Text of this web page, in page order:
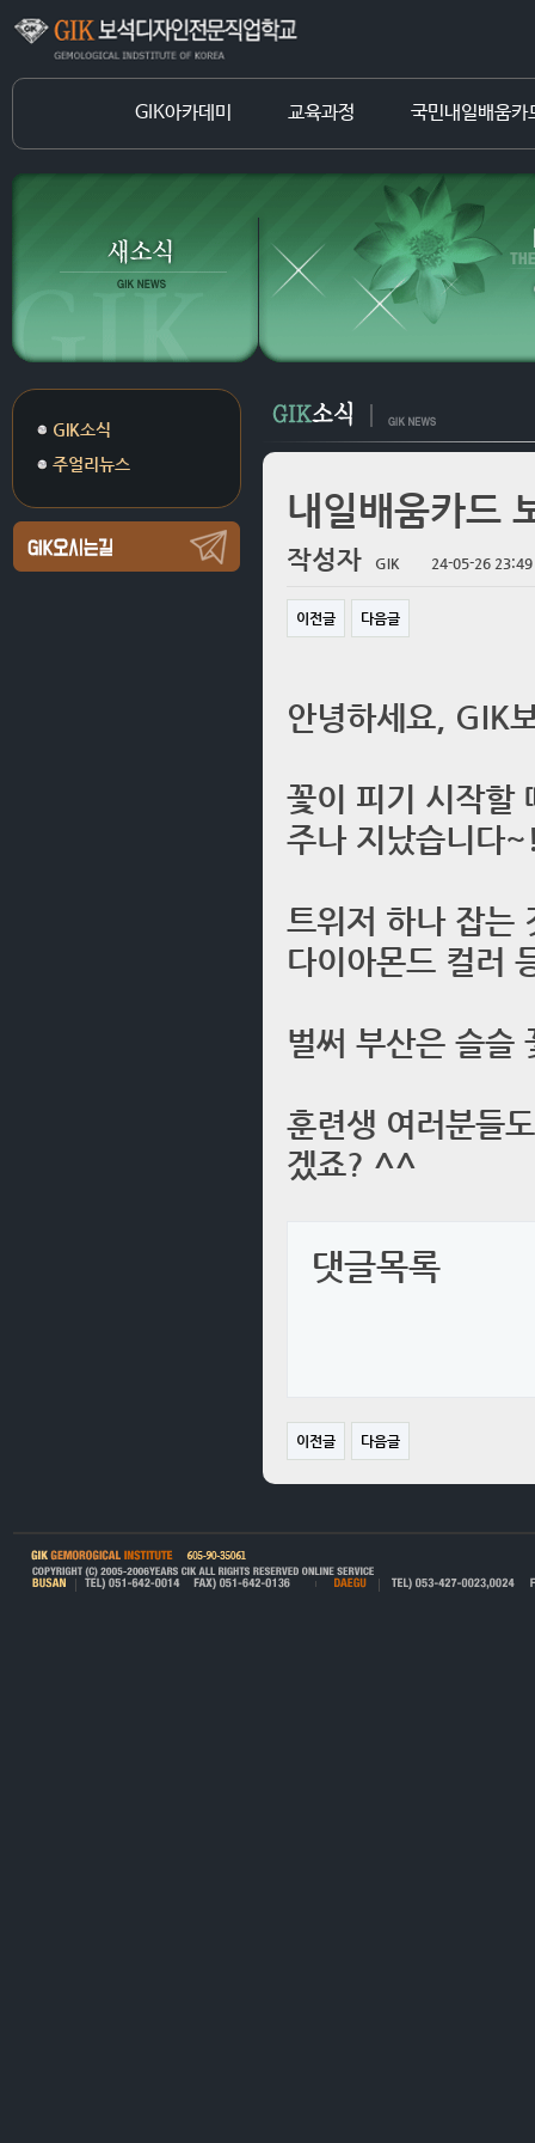
GIK아카데미 교육과정 국민내일배움카
GIK소식
주얼리뉴스
내일배움카드
작성자 GIK 24-05-26 23:49
이전글 다음글
안녕하세요, GIK
꽃이 피기 시작할
주나 지났습니다
트위저 하나 잡는
다이아몬드 컬러
벌써 부산은 슬슬
훈련생 여러분들
겠죠? ^^
댓글목록
이전글 다음글